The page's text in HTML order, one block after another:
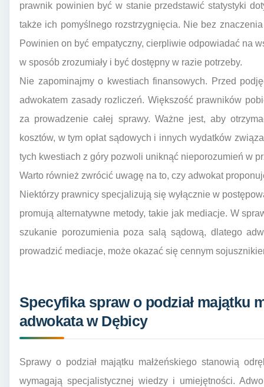
prawnik powinien być w stanie przedstawić statystyki
także ich pomyślnego rozstrzygnięcia. Nie bez
Powinien on być empatyczny, cierpliwie odpowiadać na
w sposób zrozumiały i być dostępny w razie potrzeby.
Nie zapominajmy o kwestiach finansowych. Przed
adwokatem zasady rozliczeń. Większość prawników
za prowadzenie całej sprawy. Ważne jest, aby
kosztów, w tym opłat sądowych i innych wydatków
tych kwestiach z góry pozwoli uniknąć nieporozumień w
Warto również zwrócić uwagę na to, czy adwokat
Niektórzy prawnicy specjalizują się wyłącznie w
promują alternatywne metody, takie jak mediacje. W
szukanie porozumienia poza salą sądową, dlatego
prowadzić mediacje, może okazać się cennym
Specyfika spraw o podział majątku
adwokata w Dębicy
Sprawy o podział majątku małżeńskiego stanowią
wymagają specjalistycznej wiedzy i umiejętności.